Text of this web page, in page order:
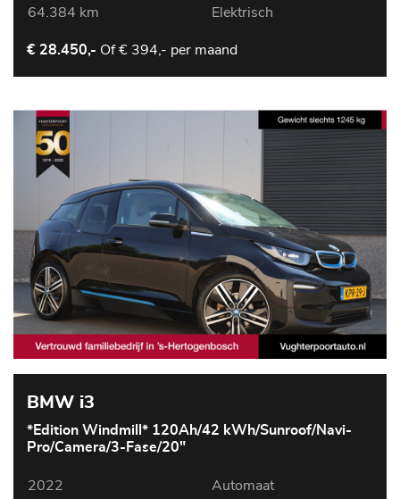
64.384 km
Elektrisch
€ 28.450,- Of€ 394,- per maand
BMW i3
*Edition Windmill* 120Ah/42 kWh/Sunroof/Navi-
Pro/Camera/3-Fase/20"
2022
Automaat